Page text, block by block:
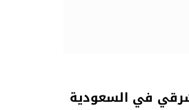
في السعودية